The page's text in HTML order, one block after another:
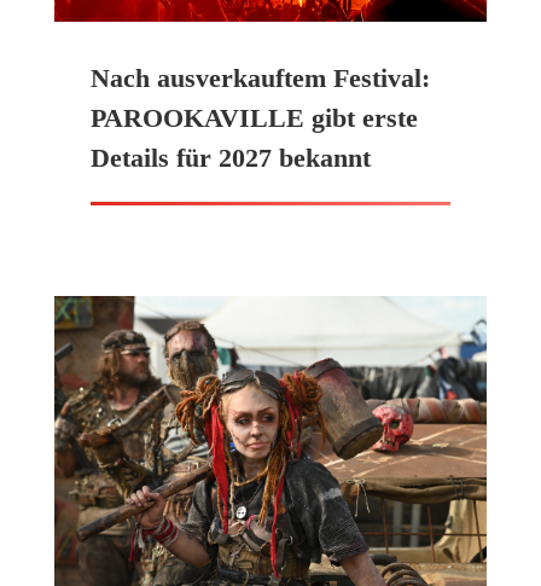
Nach ausverkauftem Festival:
PAROOKAVILLE gibt erste
Details für 2027 bekannt